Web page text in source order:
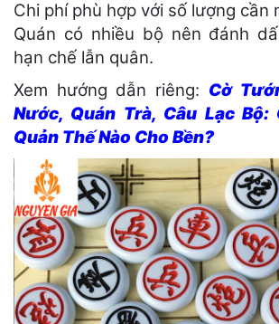
Chi phí phù hợp với số lượng cần
Quán có nhiều bộ nên đánh
hạn chế lẫn quân.
Xem hướng dẫn riêng: Cờ
Nước, Quán Trà, Câu Lạc Bộ:
Quản Thế Nào Cho Bền?